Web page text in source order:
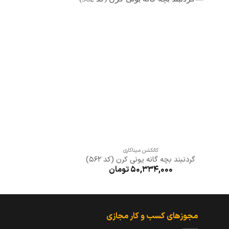
کالکشن میناکاری
گردنبند بچه گانه یونی کرن (کد 562)
50,334,000تومان
مجوزهای کسب و کار مجازی